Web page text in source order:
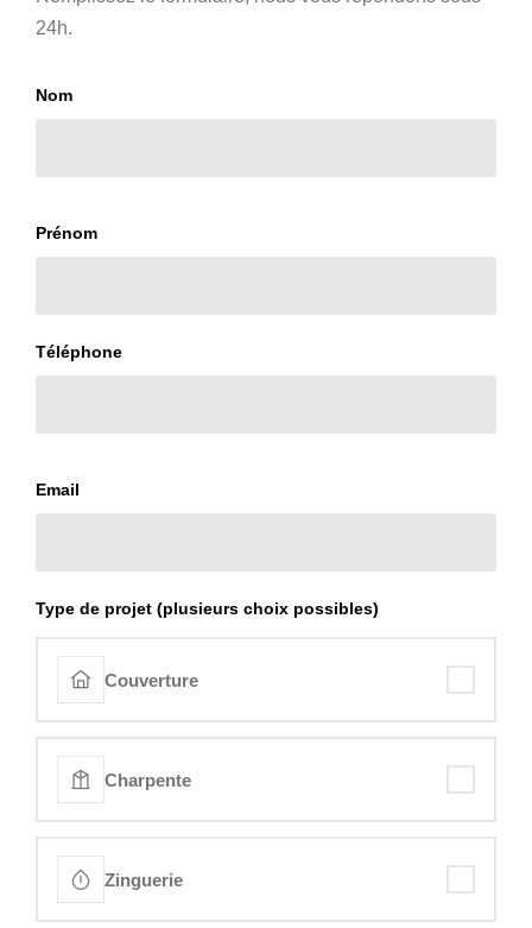
24h.
Nom
Prénom
Téléphone
Email
Type de projet (plusieurs choix possibles)
Couverture
Charpente
Zinguerie